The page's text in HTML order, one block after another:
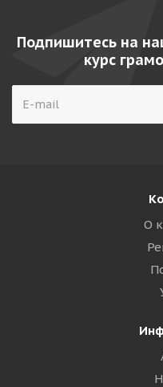
Подпишитесь на
курс
О